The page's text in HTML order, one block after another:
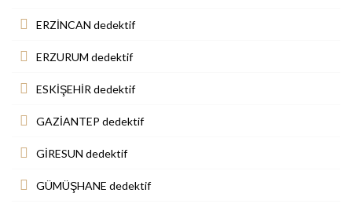
ERZİNCAN dedektif
ERZURUM dedektif
ESKİŞEHİR dedektif
GAZİANTEP dedektif
GİRESUN dedektif
GÜMÜŞHANE dedektif